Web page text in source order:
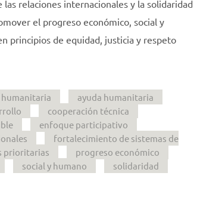
relaciones internacionales y la solidaridad
el progreso económico, social y
principios de equidad, justicia y respeto
ayuda humanitaria
cooperación técnica
enfoque participativo
fortalecimiento de sistemas de
prioritarias
progreso económico
social y humano
solidaridad